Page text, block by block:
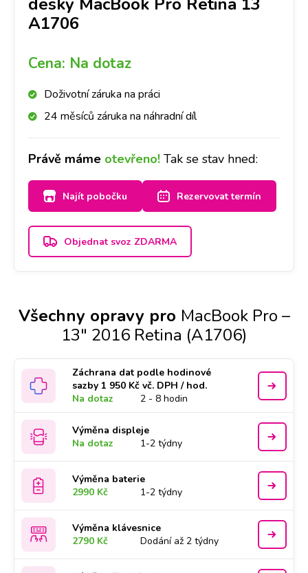
A1706
Cena: Na dotaz
Doživotní záruka na práci
24 měsíců záruka na náhradní díl
Právě máme otevřeno! Tak se stav hned:
Najít pobočku Rezervovat termín
Objednat svoz ZDARMA
Všechny opravy pro MacBook Pro –
13" 2016 Retina (A1706)
Záchrana dat podle hodinové
sazby 1 950 Kč vč. DPH / hod.
Na dotaz
2 - 8 hodin
Výměna displeje
Na dotaz
1-2 týdny
Výměna baterie
2990 Kč
1-2 týdny
Výměna klávesnice
2790 Kč
Dodání až 2 týdny